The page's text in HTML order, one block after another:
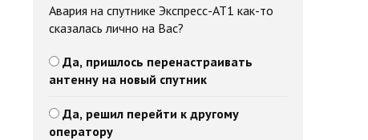
Авария на спутнике Экспресс-АТ1 как-то
сказалась лично на Вас?
Да, пришлось перенастраивать
антенну на новый спутник
Да, решил перейти к другому
оператору